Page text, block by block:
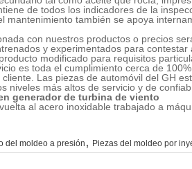
de todos los indicadores de la
mantenimiento también se apoya
con nuestros productos o precios
y experimentados para
modificado para requisitos
es toda el cumplimiento cerca de
Las piezas de automóvil del GH
niveles más altos de servicio y de
generador de turbina de viento
del moldeo a presión , Piezas del moldeo por